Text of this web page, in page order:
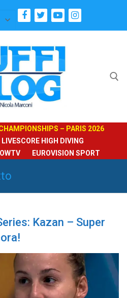
– PARIS 2026
LIVESCORE HIGH DIVING
EUROVISION SPORT
Kazan – Super